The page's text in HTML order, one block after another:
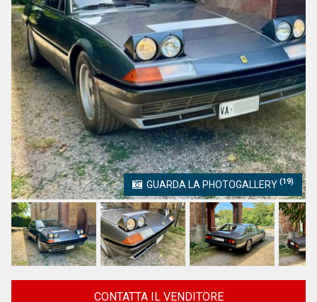
GUARDA LA PHOTOGALLERY (19)
CONTATTA IL VENDITORE